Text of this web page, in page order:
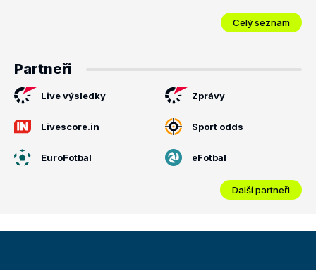
Celý seznam
Partneři
Live výsledky Zprávy
Livescore.in Sport odds
EuroFotbal eFotbal
Další partneři